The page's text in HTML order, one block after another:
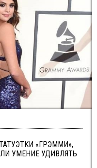
«ГРЭММИ»,
УМЕНИЕ УДИВЛЯТЬ